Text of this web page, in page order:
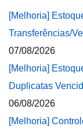
[Melhoria]
Transferências/
07/08/2026
[Melhoria]
Duplicatas
06/08/2026
[Melhoria]